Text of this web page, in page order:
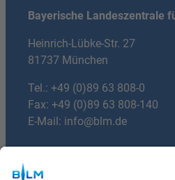
Bayerische Landeszentrale
Heinrich-Lübke-Str. 27
81737 München
Tel.: +49 (0)89 63 808-0
Fax: +49 (0)89 63 808-140
E-Mail: info@blm.de